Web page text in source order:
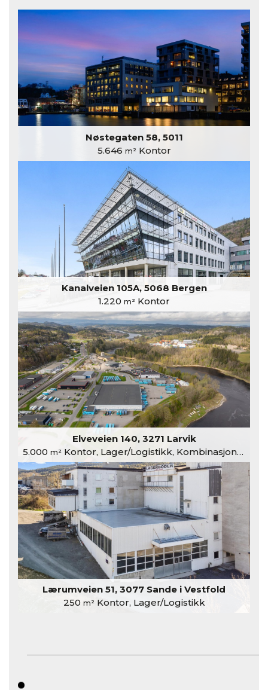
Nøstegaten 58, 5011
5.646 m²Kontor
Kanalveien 105A, 5068 Bergen
1.220 m² Kontor
Elveveien 140, 3271 Larvik
5.000 m²Kontor, Lager/Logistikk, Kombinasjonslokaler
Lærumveien 51, 3077 Sande i Vestfold
250 m²Kontor, Lager/Logistikk